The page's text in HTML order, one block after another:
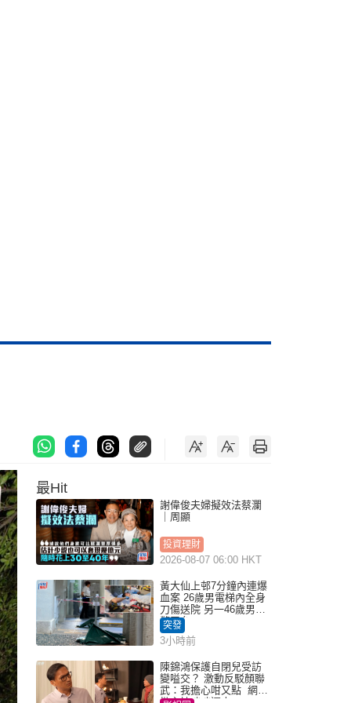
最Hit
謝偉俊夫婦擬效法蔡瀾
｜周顯
投資理財
2026-08-07 06:00 HKT
黃大仙上邨7分鐘內連爆
血案 26歲男電梯內全身
刀傷送院 另一46歲男倒
斃平台
突發
3小時前
陳錦鴻保護自閉兒受訪
變嗌交？ 激動反駁顏聯
武：我擔心咁又點 網民